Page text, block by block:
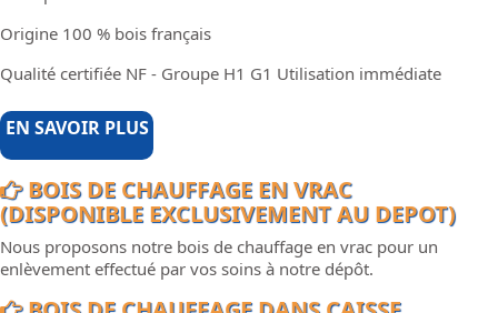
Origine 100 % bois français
Qualité certifiée NF - Groupe H1 G1 Utilisation immédiate
EN SAVOIR PLUS
BOIS DE CHAUFFAGE EN VRAC
(DISPONIBLE EXCLUSIVEMENT AU DEPOT)
Nous proposons notre bois de chauffage en vrac pour un
enlèvement effectué par vos soins à notre dépôt.